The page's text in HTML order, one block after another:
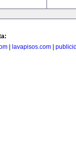
lavapisos.com